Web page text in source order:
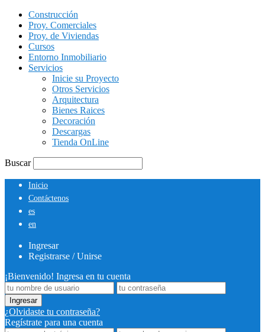
Construcción
Proy. Comerciales
Proy. de Viviendas
Cursos
Entorno Inmobiliario
Servicios
Inicie su Proyecto
Otros Servicios
Arquitectura
Bienes Raices
Decoración
Descargas
Tienda OnLine
Buscar
Inicio
Contáctenos
es
en
Ingresar
Registrarse / Unirse
¡Bienvenido! Ingresa en tu cuenta
¿Olvidaste tu contraseña?
Regístrate para una cuenta